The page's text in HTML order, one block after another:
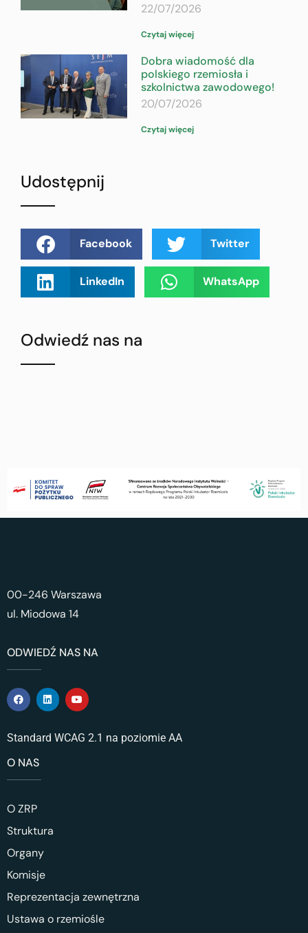
22/07/2026
Czytaj więcej
Dobra wiadomość dla
polskiego rzemiosła i
szkolnictwa zawodowego!
20/07/2026
Czytaj więcej
Udostępnij
Facebook Twitter
LinkedIn WhatsApp
Odwiedź nas na
00-246 Warszawa
ul. Miodowa 14
ODWIEDŹ NAS NA
Standard WCAG 2.1 na poziomie AA
O NAS
O ZRP
Struktura
Organy
Komisje
Reprezentacja zewnętrzna
Ustawa o rzemiośle